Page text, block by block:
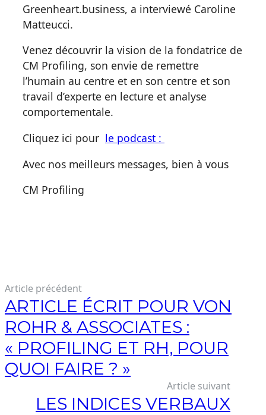
Greenheart.business, a interviewé Caroline
Matteucci.
Venez découvrir la vision de la fondatrice de
CM Profiling, son envie de remettre
l’humain au centre et en son centre et son
travail d’experte en lecture et analyse
comportementale.
Cliquez ici pour le podcast :
Avec nos meilleurs messages, bien à vous
CM Profiling
Article précédent
ARTICLE ÉCRIT POUR VON
ROHR & ASSOCIATES :
« PROFILING ET RH, POUR
QUOI FAIRE ? »
Article suivant
LES INDICES VERBAUX